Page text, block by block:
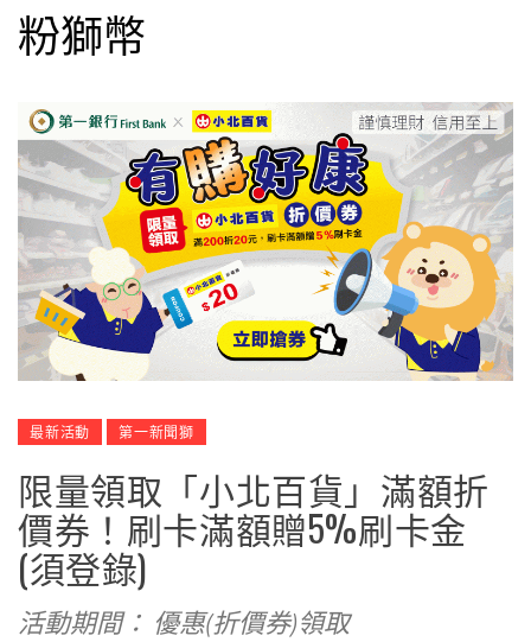
粉獅幣
最新活動 第一新聞獅
限量領取「小北百貨」滿額折
價券！刷卡滿額贈5%刷卡金
(須登錄)
活動期間： 優惠(折價券)領取